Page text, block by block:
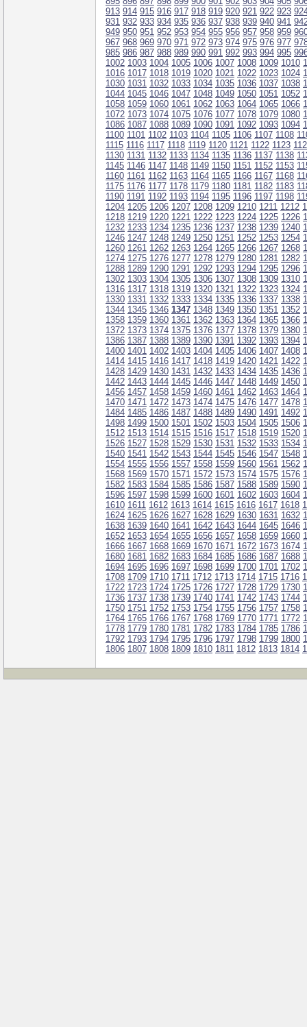
913 914 915 916 917 918 919 920 921 922 923
931 932 933 934 935 936 937 938 939 940 941
949 950 951 952 953 954 955 956 957 958 959
967 968 969 970 971 972 973 974 975 976 977
985 986 987 988 989 990 991 992 993 994 995
1002 1003 1004 1005 1006 1007 1008 1009 1010
1016 1017 1018 1019 1020 1021 1022 1023 1024
1030 1031 1032 1033 1034 1035 1036 1037 1038
1044 1045 1046 1047 1048 1049 1050 1051 1052
1058 1059 1060 1061 1062 1063 1064 1065 1066
1072 1073 1074 1075 1076 1077 1078 1079 1080
1086 1087 1088 1089 1090 1091 1092 1093 1094
1100 1101 1102 1103 1104 1105 1106 1107 1108
1115 1116 1117 1118 1119 1120 1121 1122 1123
1130 1131 1132 1133 1134 1135 1136 1137 1138
1145 1146 1147 1148 1149 1150 1151 1152 1153
1160 1161 1162 1163 1164 1165 1166 1167 1168
1175 1176 1177 1178 1179 1180 1181 1182 1183
1190 1191 1192 1193 1194 1195 1196 1197 1198
1204 1205 1206 1207 1208 1209 1210 1211 1212
1218 1219 1220 1221 1222 1223 1224 1225 1226
1232 1233 1234 1235 1236 1237 1238 1239 1240
1246 1247 1248 1249 1250 1251 1252 1253 1254
1260 1261 1262 1263 1264 1265 1266 1267 1268
1274 1275 1276 1277 1278 1279 1280 1281 1282
1288 1289 1290 1291 1292 1293 1294 1295 1296
1302 1303 1304 1305 1306 1307 1308 1309 1310
1316 1317 1318 1319 1320 1321 1322 1323 1324
1330 1331 1332 1333 1334 1335 1336 1337 1338
1344 1345 1346 1347 1348 1349 1350 1351 1352
1358 1359 1360 1361 1362 1363 1364 1365 1366
1372 1373 1374 1375 1376 1377 1378 1379 1380
1386 1387 1388 1389 1390 1391 1392 1393 1394
1400 1401 1402 1403 1404 1405 1406 1407 1408
1414 1415 1416 1417 1418 1419 1420 1421 1422
1428 1429 1430 1431 1432 1433 1434 1435 1436
1442 1443 1444 1445 1446 1447 1448 1449 1450
1456 1457 1458 1459 1460 1461 1462 1463 1464
1470 1471 1472 1473 1474 1475 1476 1477 1478
1484 1485 1486 1487 1488 1489 1490 1491 1492
1498 1499 1500 1501 1502 1503 1504 1505 1506
1512 1513 1514 1515 1516 1517 1518 1519 1520
1526 1527 1528 1529 1530 1531 1532 1533 1534
1540 1541 1542 1543 1544 1545 1546 1547 1548
1554 1555 1556 1557 1558 1559 1560 1561 1562
1568 1569 1570 1571 1572 1573 1574 1575 1576
1582 1583 1584 1585 1586 1587 1588 1589 1590
1596 1597 1598 1599 1600 1601 1602 1603 1604
1610 1611 1612 1613 1614 1615 1616 1617 1618
1624 1625 1626 1627 1628 1629 1630 1631 1632
1638 1639 1640 1641 1642 1643 1644 1645 1646
1652 1653 1654 1655 1656 1657 1658 1659 1660
1666 1667 1668 1669 1670 1671 1672 1673 1674
1680 1681 1682 1683 1684 1685 1686 1687 1688
1694 1695 1696 1697 1698 1699 1700 1701 1702
1708 1709 1710 1711 1712 1713 1714 1715 1716
1722 1723 1724 1725 1726 1727 1728 1729 1730
1736 1737 1738 1739 1740 1741 1742 1743 1744
1750 1751 1752 1753 1754 1755 1756 1757 1758
1764 1765 1766 1767 1768 1769 1770 1771 1772
1778 1779 1780 1781 1782 1783 1784 1785 1786
1792 1793 1794 1795 1796 1797 1798 1799 1800
1806 1807 1808 1809 1810 1811 1812 1813 1814